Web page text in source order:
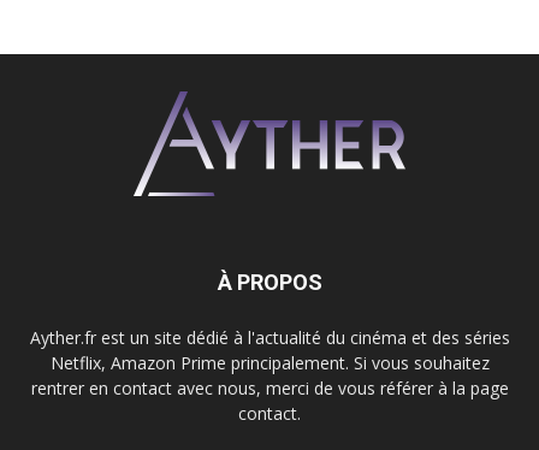
À PROPOS
Ayther.fr est un site dédié à l'actualité du cinéma et des séries
Netflix, Amazon Prime principalement. Si vous souhaitez
rentrer en contact avec nous, merci de vous référer à la page
contact.